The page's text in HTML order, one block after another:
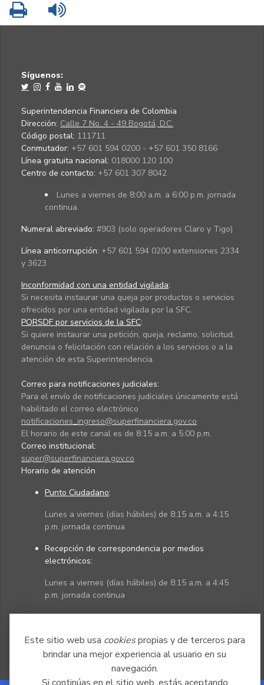
Este sitio web usa cookiespropias y de terceros para
brindar una mejor experiencia al usuario en su
navegación.
Imprimir
Síguenos:
Superintendencia Financiera de Colombia
Dirección: Calle 7 No. 4 - 49 Bogotá, D.C.
Código postal: 111711
Conmutador: +57 601 594 0200 - +57 601 350 8166
Línea gratuita nacional: 018000 120 100
Centro de contacto: +57 601 307 8042
Lunes a viernes de 8:00 a.m. a 6:00 p.m. jornada
continua.
Numeral abreviado: #903 (solo operadores Claro y Tigo)
Línea anticorrupción: +57 601 594 0200 extensiones 2334
y 3623
Inconformidad con una entidad vigilada:
Si necesita instaurar una queja por productos o servicios
ofrecidos por una entidad vigilada por la SFC.
PQRSDF por servicios de la SFC:
Si quiere instaurar una petición, queja, reclamo, solicitud,
denuncia o felicitación con relación a los servicios o a la
atención de esta Superintendencia.
Correo para notificaciones judiciales:
Para el envío de notificaciones judiciales únicamente está
habilitado el correo electrónico
notificaciones_ingreso@superfinanciera.gov.co
El horario de este canal es de 8:15 a.m. a 5:00 p.m.
Correo institucional:
super@superfinanciera.gov.co
Horario de atención
Punto Ciudadano:
Lunes a viernes (días hábiles) de 8:15 a.m. a 4:15
p.m. jornada continua
Recepción de correspondencia por medios
electrónicos:
Lunes a viernes (días hábiles) de 8:15 a.m. a 4:45
p.m. jornada continua